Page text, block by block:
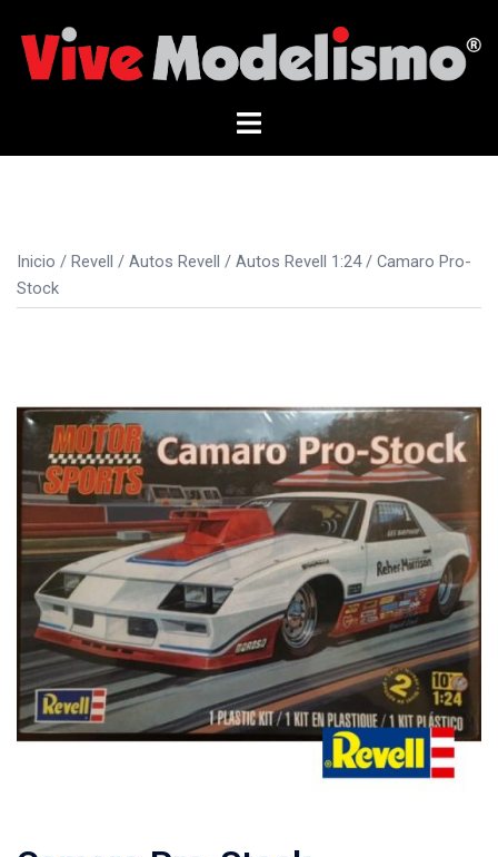
contenido
Alternar
Inicio / Revell / Autos Revell / Autos Revell 1:24/ Camaro Pro-
Stock